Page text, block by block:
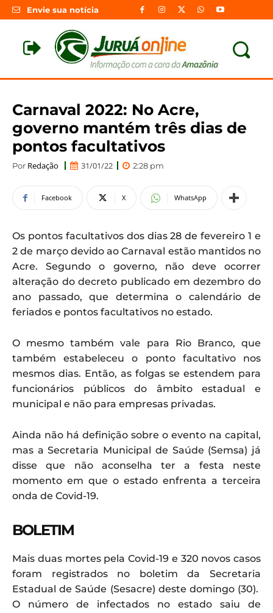
Envie sua notícia
Carnaval 2022: No Acre,
governo mantém três dias de
pontos facultativos
Por Redação 31/01/22 2:28 pm
Facebook X WhatsApp
Os pontos facultativos dos dias 28 de fevereiro 1 e
2 de março devido ao Carnaval estão mantidos no
Acre. Segundo o governo, não deve ocorrer
alteração do decreto publicado em dezembro do
ano passado, que determina o calendário de
feriados e pontos facultativos no estado.
O mesmo também vale para Rio Branco, que
também estabeleceu o ponto facultativo nos
mesmos dias. Então, as folgas se estendem para
funcionários públicos do âmbito estadual e
municipal e não para empresas privadas.
Ainda não há definição sobre o evento na capital,
mas a Secretaria Municipal de Saúde (Semsa) já
disse que não aconselha ter a festa neste
momento em que o estado enfrenta a terceira
onda de Covid-19.
BOLETIM
Mais duas mortes pela Covid-19 e 320 novos casos
foram registrados no boletim da Secretaria
Estadual de Saúde (Sesacre) deste domingo (30).
O número de infectados no estado saiu de